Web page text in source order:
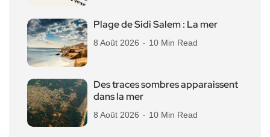
Plage de Sidi Salem : La mer
8 Août 2026 10 Min Read
Des traces sombres apparaissent
dans la mer
8 Août 2026 10 Min Read